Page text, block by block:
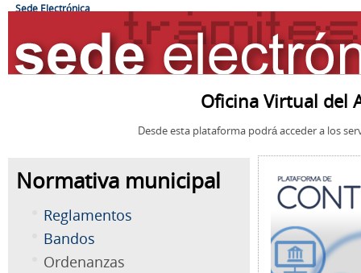
CAMINO DE MIGAS
Sede Electrónica
Oficina Virtual del
Desde esta plataforma podrá acceder a los
Normativa municipal
Reglamentos
Bandos
Ordenanzas